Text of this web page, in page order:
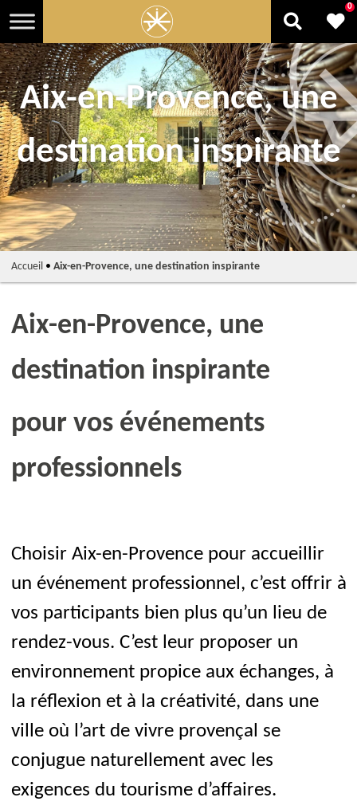
Aix-en-Provence, une
destination inspirante
0
Accueil• Aix-en-Provence, une destination inspirante
Aix-en-Provence, une
destination inspirante
pour vos événements
professionnels
Choisir Aix-en-Provence pour accueillir
un événement professionnel, c’est offrir à
vos participants bien plus qu’un lieu de
rendez-vous. C’est leur proposer un
environnement propice aux échanges, à
la réflexion et à la créativité, dans une
ville où l’art de vivre provençal se
conjugue naturellement avec les
exigences du tourisme d’affaires.